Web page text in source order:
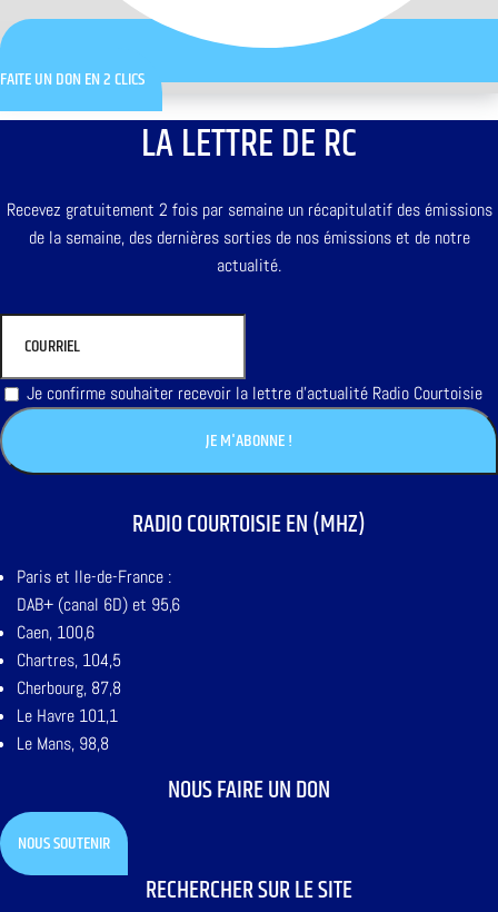
FAITE UN DON EN 2 CLICS
LA LETTRE DE RC
Recevez gratuitement 2 fois par semaine un récapitulatif des émissions
de la semaine, des dernières sorties de nos émissions et de notre
actualité.
Je confirme souhaiter recevoir la lettre d'actualité Radio Courtoisie
RADIO COURTOISIE EN (MHZ)
Paris et Ile-de-France :
DAB+ (canal 6D) et 95,6
Caen, 100,6
Chartres, 104,5
Cherbourg, 87,8
Le Havre 101,1
Le Mans, 98,8
NOUS FAIRE UN DON
NOUS SOUTENIR
RECHERCHER SUR LE SITE